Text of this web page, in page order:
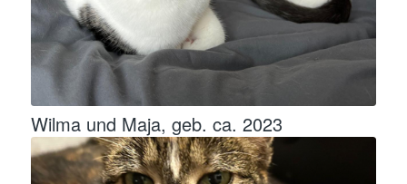
Wilma und Maja, geb. ca. 2023